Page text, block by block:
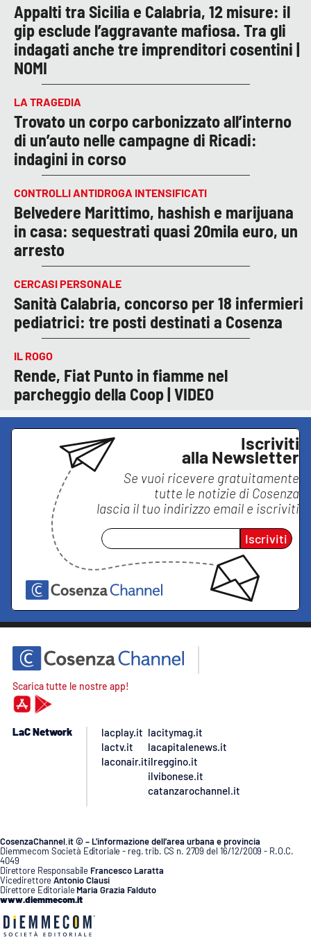
Appalti tra Sicilia e Calabria, 12 misure: il
gip esclude l’aggravante mafiosa. Tra gli
indagati anche tre imprenditori cosentini |
NOMI
LA TRAGEDIA
Trovato un corpo carbonizzato all’interno
di un’auto nelle campagne di Ricadi:
indagini in corso
CONTROLLI ANTIDROGA INTENSIFICATI
Belvedere Marittimo, hashish e marijuana
in casa: sequestrati quasi 20mila euro, un
arresto
CERCASI PERSONALE
Sanità Calabria, concorso per 18 infermieri
pediatrici: tre posti destinati a Cosenza
IL ROGO
Rende, Fiat Punto in fiamme nel
parcheggio della Coop | VIDEO
Iscriviti
alla Newsletter
Se vuoi ricevere gratuitamente
tutte le notizie di Cosenza
lascia il tuo indirizzo email e iscriviti
Iscriviti
Scarica tutte le nostre app!
LaC Network
lacplay.it
lactv.it
laconair.it
lacitymag.it
lacapitalenews.it
ilreggino.it
ilvibonese.it
catanzarochannel.it
CosenzaChannel.it © – L’informazione dell’area urbana e provincia
Diemmecom Società Editoriale - reg. trib. CS n. 2709 del 16/12/2009 - R.O.C.
4049
Direttore Responsabile Francesco Laratta
VicedirettoreAntonio Clausi
Direttore Editoriale Maria Grazia Falduto
www.diemmecom.it